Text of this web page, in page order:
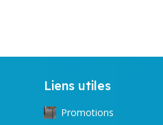
Liens utiles
Promotions